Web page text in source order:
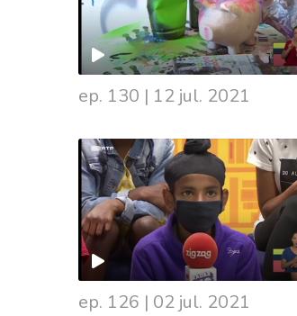
ep. 130 | 12 jul. 2021
ep. 126 | 02 jul. 2021